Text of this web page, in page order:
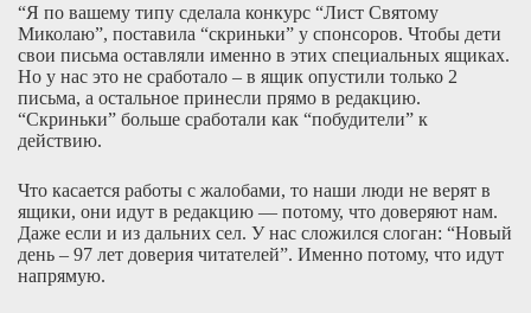
“Я по вашему типу сделала конкурс “Лист Святому
Миколаю”, поставила “скриньки” у спонсоров. Чтобы дети
свои письма оставляли именно в этих специальных ящиках.
Но у нас это не сработало – в ящик опустили только 2
письма, а остальное принесли прямо в редакцию.
“Скриньки” больше сработали как “побудители” к
действию.
Что касается работы с жалобами, то наши люди не верят в
ящики, они идут в редакцию — потому, что доверяют нам.
Даже если и из дальних сел. У нас сложился слоган: “Новый
день – 97 лет доверия читателей”. Именно потому, что идут
напрямую.